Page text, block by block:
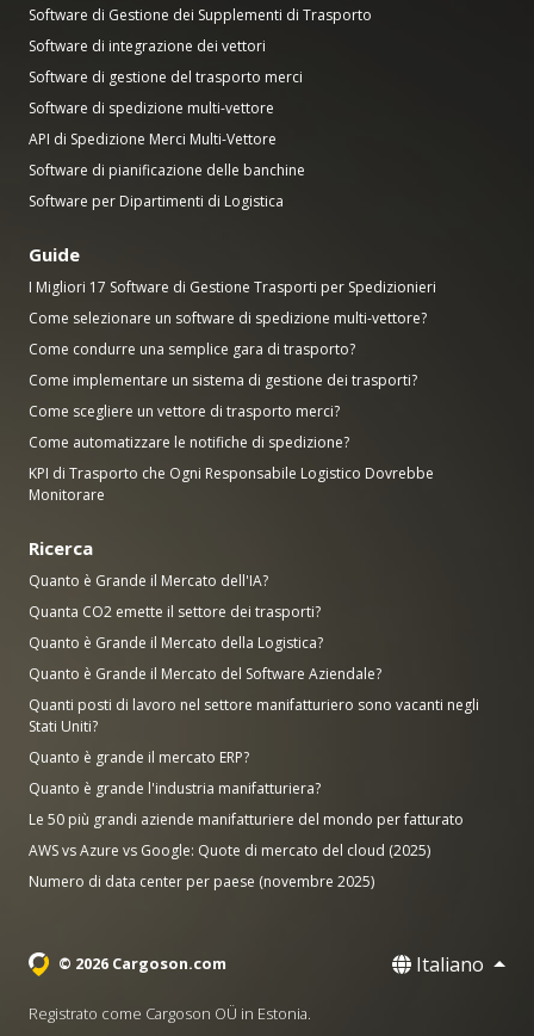
Software di Gestione dei Supplementi di Trasporto
Software di integrazione dei vettori
Software di gestione del trasporto merci
Software di spedizione multi-vettore
API di Spedizione Merci Multi-Vettore
Software di pianificazione delle banchine
Software per Dipartimenti di Logistica
Guide
I Migliori 17 Software di Gestione Trasporti per Spedizionieri
Come selezionare un software di spedizione multi-vettore?
Come condurre una semplice gara di trasporto?
Come implementare un sistema di gestione dei trasporti?
Come scegliere un vettore di trasporto merci?
Come automatizzare le notifiche di spedizione?
KPI di Trasporto che Ogni Responsabile Logistico Dovrebbe
Monitorare
Ricerca
Quanto è Grande il Mercato dell'IA?
Quanta CO2 emette il settore dei trasporti?
Quanto è Grande il Mercato della Logistica?
Quanto è Grande il Mercato del Software Aziendale?
Quanti posti di lavoro nel settore manifatturiero sono vacanti negli
Stati Uniti?
Quanto è grande il mercato ERP?
Quanto è grande l'industria manifatturiera?
Le 50 più grandi aziende manifatturiere del mondo per fatturato
AWS vs Azure vs Google: Quote di mercato del cloud (2025)
Numero di data center per paese (novembre 2025)
© 2026 Cargoson.com Italiano
Registrato come Cargoson OÜ in Estonia.